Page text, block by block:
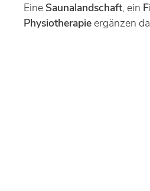
Eine Saunalandschaft, ein
Physiotherapieergänzen